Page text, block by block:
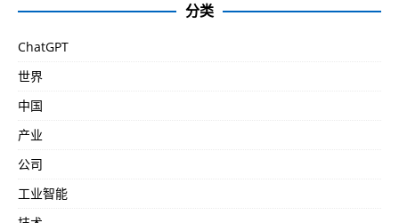
分类
ChatGPT
世界
中国
产业
公司
工业智能